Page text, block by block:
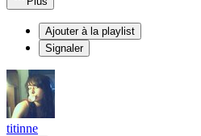
Ajouter à la playlist
Signaler
titinne